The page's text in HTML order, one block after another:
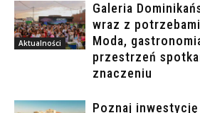
Aktualności
Galeria
wraz z
Moda,
przestrzeń
znaczeniu
Poznaj